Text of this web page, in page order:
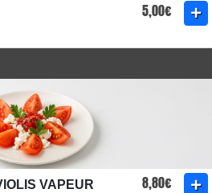
5,00€
VAPEUR 8,80€